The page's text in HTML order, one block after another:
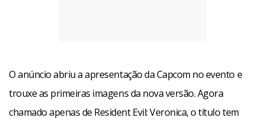
O anúncio abriu a apresentação da Capcom no evento e
trouxe as primeiras imagens da nova versão. Agora
chamado apenas de Resident Evil: Veronica, o título tem